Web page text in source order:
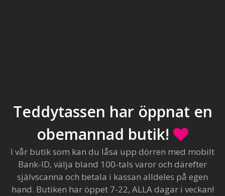
Teddytassen har öppnat en
obemannad butik!
I vår butik som kan du låsa upp dörren med mobilt
Bank-ID, välja bland 100-tals varor och därefter
självscanna och betala i kassan alldeles på egen
hand. Butiken har öppet 7-22, ALLA dagar i veckan!